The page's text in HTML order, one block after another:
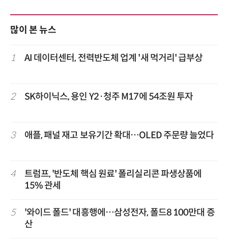
많이 본 뉴스
1 AI 데이터센터, 전력반도체 업계 '새 먹거리' 급부상
2 SK하이닉스, 용인 Y2·청주 M17에 54조원 투자
3 애플, 패널 재고 보유기간 확대…OLED 주문량 늘었다
4
트럼프, '반도체 핵심 원료' 폴리실리콘 파생상품에
15% 관세
5
'와이드 폴드' 대흥행에…삼성전자, 폴드8 100만대 증
산